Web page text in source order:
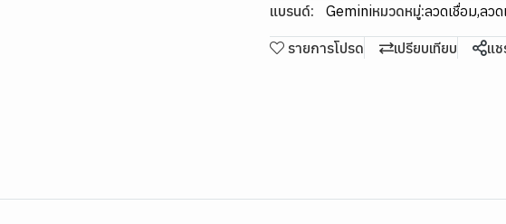
แบรนด์: Geminiหมวดหมู่:ลวดเชื่อม,ลว
รายการโปรด เปรียบเทียบ แช